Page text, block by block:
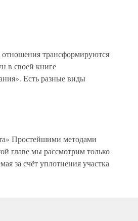
трансформируются
в своей книге
Есть разные виды
Простейшими методами
главе мы рассмотрим только
за счёт уплотнения участка